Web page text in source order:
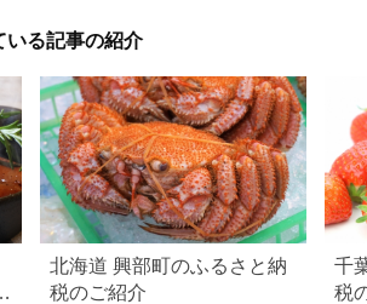
く場合がございます。
いる記事の紹介
北海道 興部町のふるさと納
税のご紹介
千
税